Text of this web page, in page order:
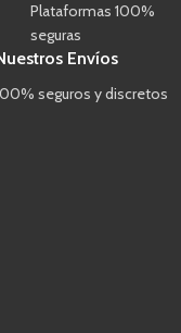
Plataformas 100%
seguras
Envíos
seguros y discretos